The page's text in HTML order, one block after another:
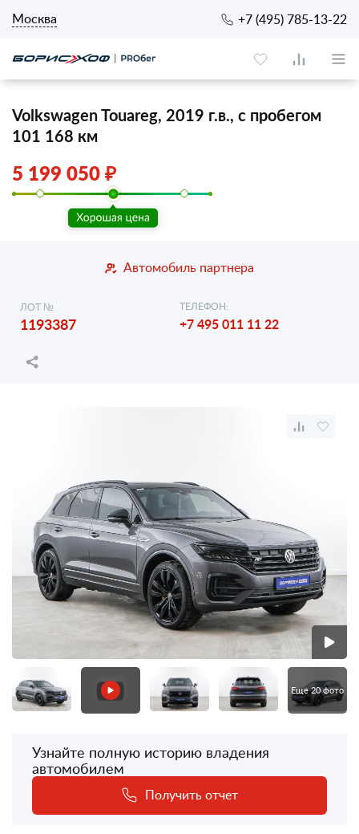
Москва +7 (495) 785-13-22
Volkswagen Touareg, 2019 г.в., с пробегом
101 168 км
5 199 050 ₽
Автомобиль партнера
ЛОТ №
1193387
ТЕЛЕФОН:
+7 495 011 11 22
Еще 20 фото
Узнайте полную историю владения
автомобилем
Получить отчет